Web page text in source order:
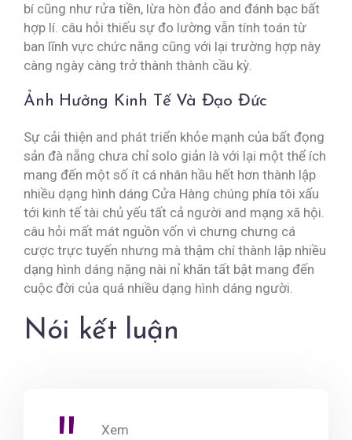
bí cũng như rửa tiền, lừa hòn đảo and đánh bạc bất
hợp lí. câu hỏi thiếu sự đo lường vẫn tính toán từ
ban lĩnh vực chức năng cũng với lại trường hợp này
càng ngày càng trở thành thành cầu kỳ.
Ảnh Hưởng Kinh Tế Và Đạo Đức
Sự cải thiện and phát triển khỏe mạnh của bất đọng
sản đà nẵng chưa chỉ solo giản là với lại một thể ích
mang đến một số ít cá nhân hầu hết hơn thành lập
nhiều dạng hình dáng Cửa Hàng chúng phía tôi xấu
tới kinh tế tài chủ yếu tất cả người and mạng xã hội.
câu hỏi mất mát nguồn vốn vì chưng chưng cá
cược trực tuyến nhưng mà thậm chí thành lập nhiều
dạng hình dáng nặng nài nỉ khăn tất bật mang đến
cuộc đời của quá nhiều dạng hình dáng người.
Nói kết luận
Xem